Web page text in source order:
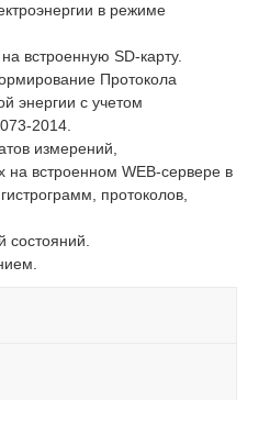
в режиме
встроенную SD-карту.
Протокола
энергии с учетом
2014.
измерений,
на встроенном WEB-сервере в
протоколов,
состояний.